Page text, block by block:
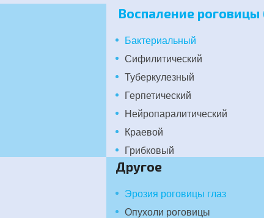
Воспаление роговицы
Бактериальный
Сифилитический
Туберкулезный
Герпетический
Нейропаралитический
Краевой
Грибковый
Другое
Эрозия роговицы глаз
Опухоли роговицы